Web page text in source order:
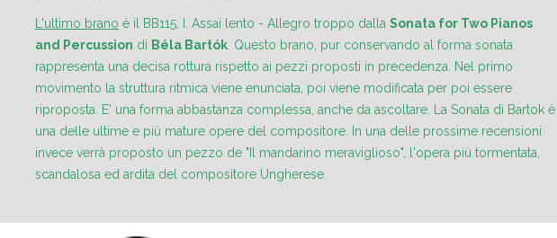
L'ultimo brano è il BB115, I. Assai lento - Allegro troppo dalla Sonata for Two Pianos
and Percussion di Béla Bartók. Questo brano, pur conservando al forma sonata
rappresenta una decisa rottura rispetto ai pezzi proposti in precedenza. Nel primo
movimento la struttura ritmica viene enunciata, poi viene modificata per poi essere
riproposta. E' una forma abbastanza complessa, anche da ascoltare. La Sonata di Bartok è
una delle ultime e più mature opere del compositore. In una delle prossime recensioni
invece verrà proposto un pezzo de "Il mandarino meraviglioso", l'opera più tormentata,
scandalosa ed ardita del compositore Ungherese.